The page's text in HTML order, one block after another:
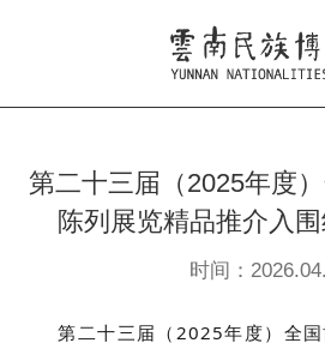
第二十三届（2025年度
陈列展览精品推介入
时间：
第二十三届（2025年度）全